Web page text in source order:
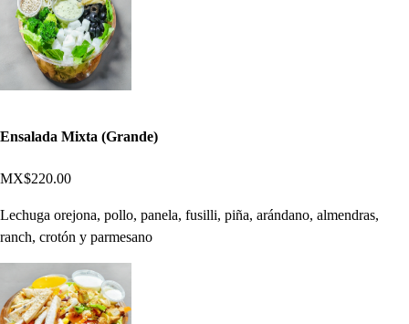
Ensalada Mixta (Grande)
MX$220.00
Lechuga orejona, pollo, panela, fusilli, piña, arándano, almendras,
ranch, crotón y parmesano